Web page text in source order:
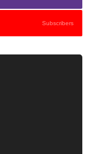
Subscribers